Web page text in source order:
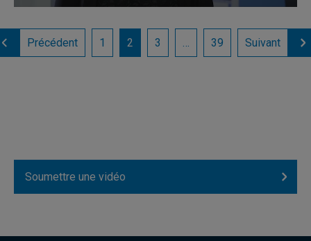
Précédent 1 2 3 … 39 Suivant
Soumettre une vidéo